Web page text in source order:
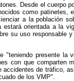
Desde el cuerpo
como patinetes,
a la población
orientada a la
su uso responsable
"teniendo presente la
con que comparten
accidentes de tráfico,
de los VMP".